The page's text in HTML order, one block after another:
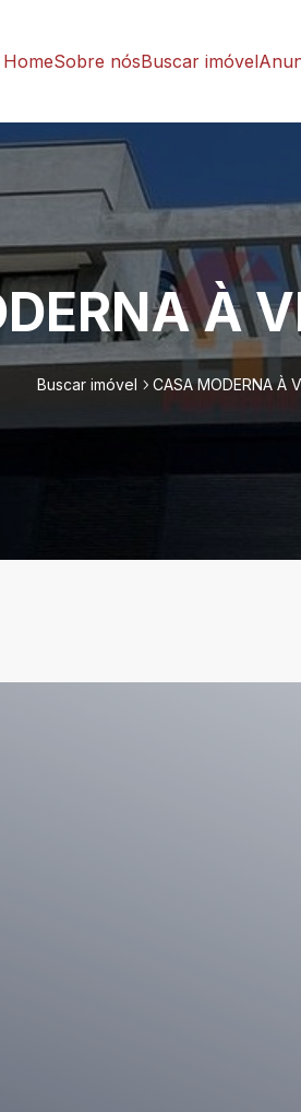
HomeSobre nósBuscar imóvel
À
Buscar imóvel CASA MODERNA À